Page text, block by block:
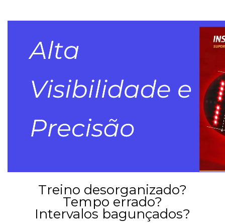
Treino desorganizado?
Tempo errado?
Intervalos bagunçados?